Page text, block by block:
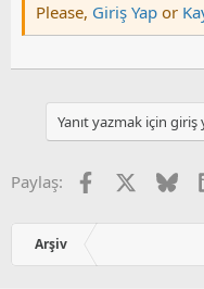
Please, Giriş Yap or
Yanıt yazmak için
Paylaş: Facebook
Arşiv